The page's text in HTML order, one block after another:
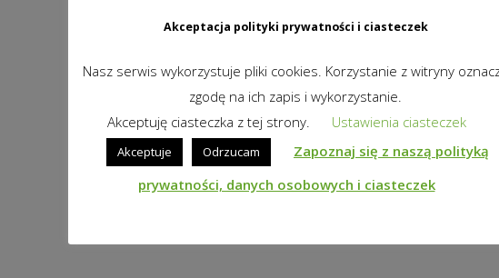
Akceptacja polityki prywatności i ciasteczek
Nasz serwis wykorzystuje pliki cookies. Korzystanie z witryny
zgodę na ich zapis i wykorzystanie.
Akceptuję ciasteczka z tej strony.
Ustawienia ciasteczek
Akceptuje Odrzucam
Zapoznaj się z naszą polityką
prywatności, danych osobowych i ciasteczek